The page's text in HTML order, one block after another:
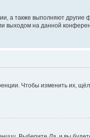
а также выполняют другие
выходом на данной
Чтобы изменить их,